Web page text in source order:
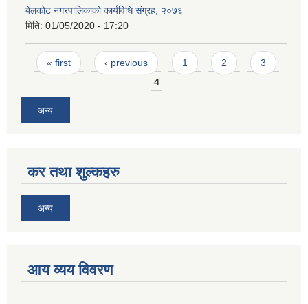
बेलकोट नगरपालिकाको कार्यविधि संग्रह, २०७६
मिति: 01/05/2020 - 17:20
Pages
« first ‹ previous 1 2
3
4
अन्य
कर तथा शुल्कहरु
अन्य
आय व्यय विवरण